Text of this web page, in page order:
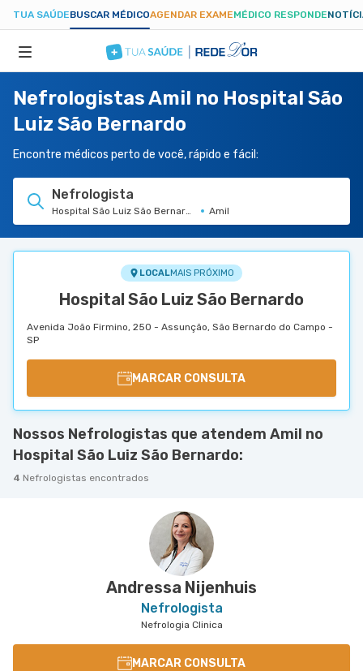
TUA SAÚDEBUSCAR MÉDICOAGENDAR EXAMEMÉDICO RESPONDE
ESPECIALIDADES
HOSPITAIS
TUASAUDE.COM
Nefrologistas Amil no Hospital São
Luiz São Bernardo
Encontre médicos perto de você, rápido e fácil:
Nefrologista
Hospital São Luiz São Bernardo Amil
LOCALMAIS PRÓXIMO
Hospital São Luiz São Bernardo
Avenida João Firmino, 250 - Assunção, São Bernardo do Campo -
SP
MARCAR CONSULTA
Nossos Nefrologistas que atendem Amil no
Hospital São Luiz São Bernardo:
4 Nefrologistas encontrados
Andressa Nijenhuis
Nefrologista
Nefrologia Clinica
MARCAR CONSULTA